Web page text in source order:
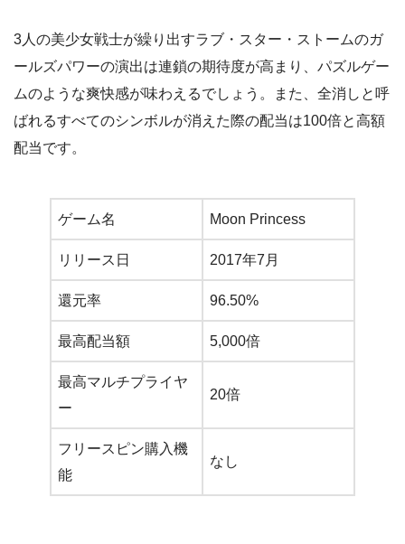
3人の美少女戦士が繰り出すラブ・スター・ストームのガ
ールズパワーの演出は連鎖の期待度が高まり、パズルゲー
ムのような爽快感が味わえるでしょう。また、全消しと呼
ばれるすべてのシンボルが消えた際の配当は100倍と高額
配当です。
ゲーム名 Moon Princess
リリース日 2017年7月
還元率 96.50%
最高配当額 5,000倍
最高マルチプライヤ
ー
20倍
フリースピン購入機
能
なし